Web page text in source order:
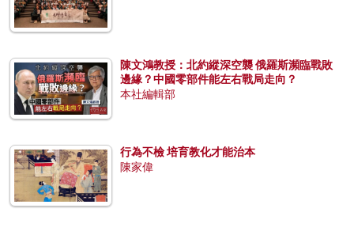
陳文鴻教授：北約縱深空襲 俄羅斯瀕臨戰敗
邊緣？中國零部件能左右戰局走向？
本社編輯部
行為不檢 培育教化才能治本
陳家偉